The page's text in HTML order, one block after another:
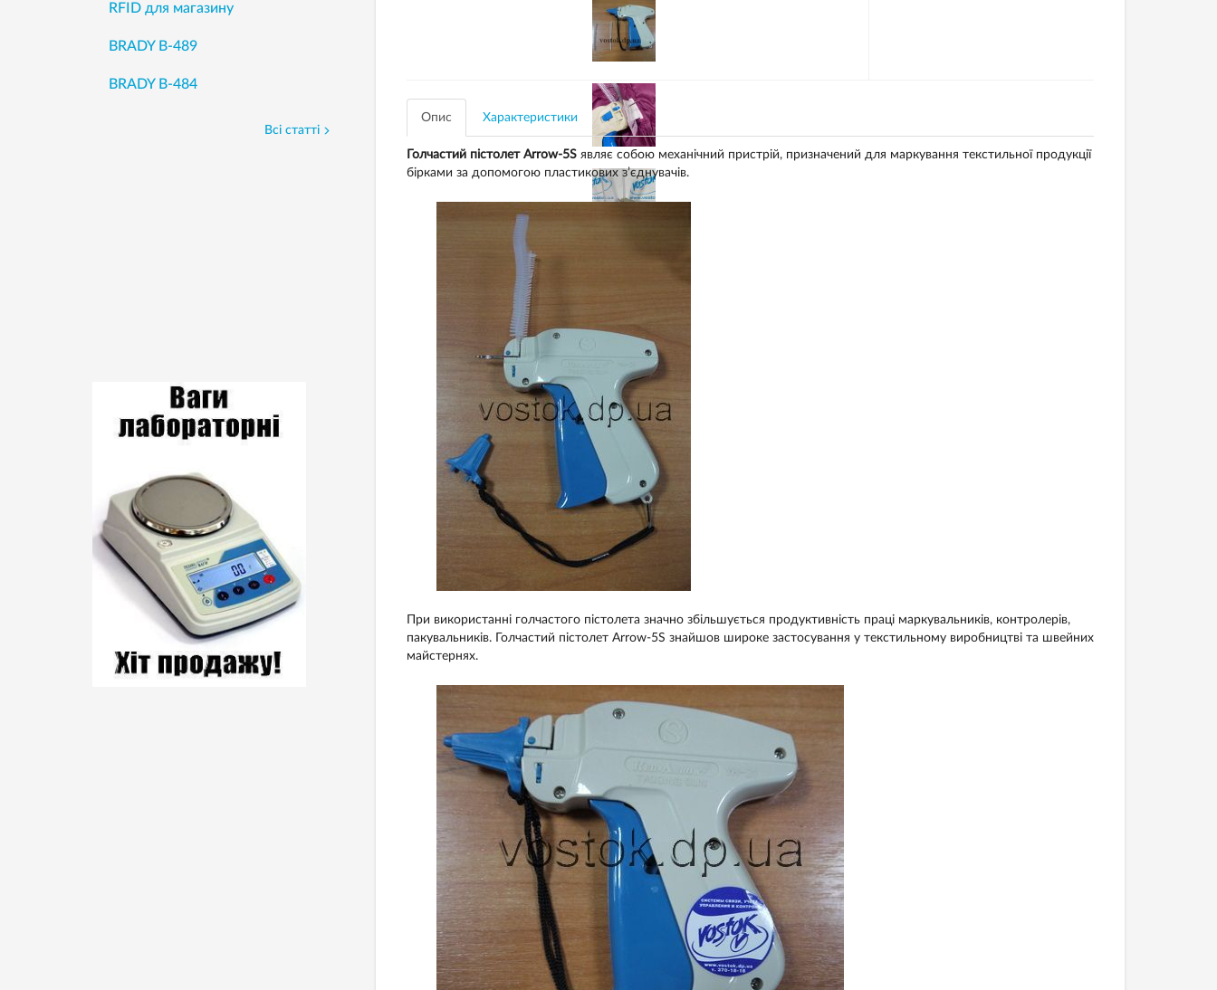
Опис Характеристики
Голчастий пістолет Arrow-5S являє собою механічний пристрій, призначений для маркування текстильної продукції
бірками за допомогою пластикових з’єднувачів.
При використанні голчастого пістолета значно збільшується продуктивність праці маркувальників, контролерів,
пакувальників. Голчастий пістолет Arrow-5S знайшов широке застосування у текстильному виробництві та швейних
майстернях.
RFID для магазину
BRADY B-489
BRADY B-484
Всі статті